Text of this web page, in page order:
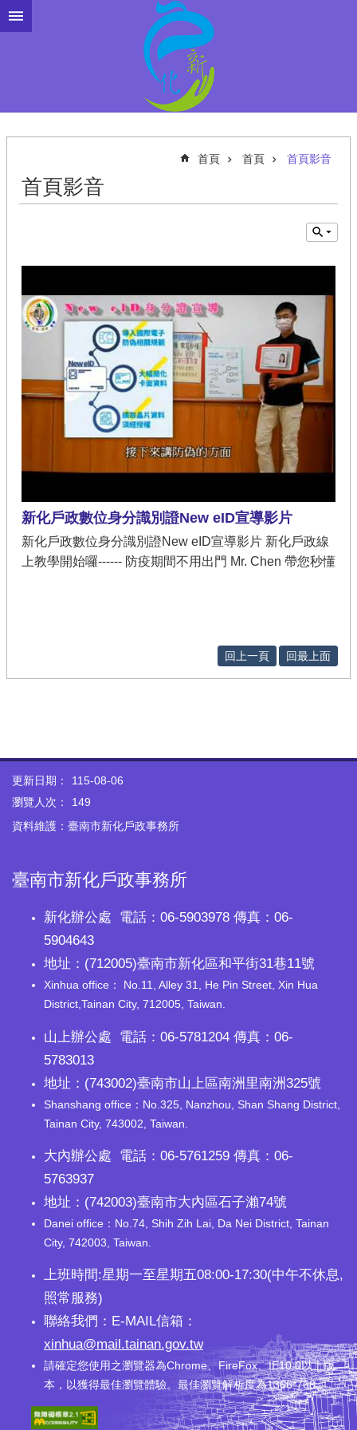
跳到主要內容區塊
首頁 首頁 首頁影音
首頁影音
新化戶政數位身分識別證New eID宣導影片
新化戶政數位身分識別證New eID宣導影片 新化戶政線
上教學開始囉------ 防疫期間不用出門 Mr. Chen 帶您秒懂
回上一頁 回最上面
更新日期：
115-08-06
瀏覽人次：
149
資料維護：臺南市新化戶政事務所
臺南市新化戶政事務所
新化辦公處 電話：06-5903978 傳真：06-
5904643
地址：(712005)臺南市新化區和平街31巷11號
Xinhua office： No.11, Alley 31, He Pin Street, Xin Hua
District,Tainan City, 712005, Taiwan.
山上辦公處 電話：06-5781204 傳真：06-
5783013
地址：(743002)臺南市山上區南洲里南洲325號
Shanshang office：No.325, Nanzhou, Shan Shang District,
Tainan City, 743002, Taiwan.
大內辦公處 電話：06-5761259 傳真：06-
5763937
地址：(742003)臺南市大內區石子瀨74號
Danei office：No.74, Shih Zih Lai, Da Nei District, Tainan
City, 742003, Taiwan.
上班時間:星期一至星期五08:00-17:30(中午不休息,
照常服務)
聯絡我們：E-MAIL信箱：
xinhua@mail.tainan.gov.tw
請確定您使用之瀏覽器為Chrome、FireFox、IE10.0以上版
本，以獲得最佳瀏覽體驗。最佳瀏覽解析度為1366*768。